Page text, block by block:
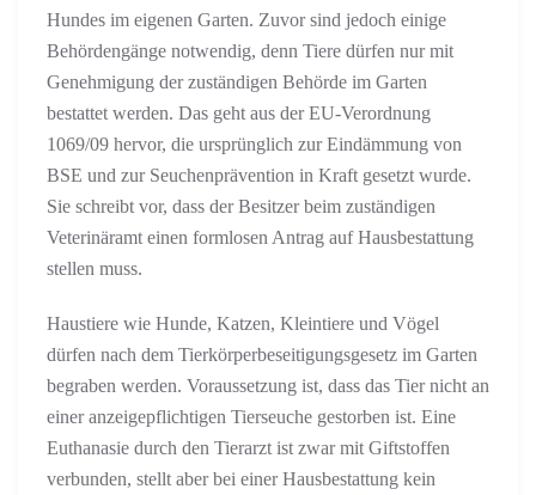
Hundes im eigenen Garten. Zuvor sind jedoch einige
Behördengänge notwendig, denn Tiere dürfen nur mit
Genehmigung der zuständigen Behörde im Garten
bestattet werden. Das geht aus der EU-Verordnung
1069/09 hervor, die ursprünglich zur Eindämmung von
BSE und zur Seuchenprävention in Kraft gesetzt wurde.
Sie schreibt vor, dass der Besitzer beim zuständigen
Veterinäramt einen formlosen Antrag auf Hausbestattung
stellen muss.
Haustiere wie Hunde, Katzen, Kleintiere und Vögel
dürfen nach dem Tierkörperbeseitigungsgesetz im Garten
begraben werden. Voraussetzung ist, dass das Tier nicht an
einer anzeigepflichtigen Tierseuche gestorben ist. Eine
Euthanasie durch den Tierarzt ist zwar mit Giftstoffen
verbunden, stellt aber bei einer Hausbestattung kein